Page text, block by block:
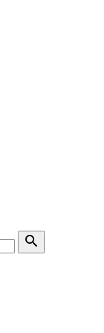
search